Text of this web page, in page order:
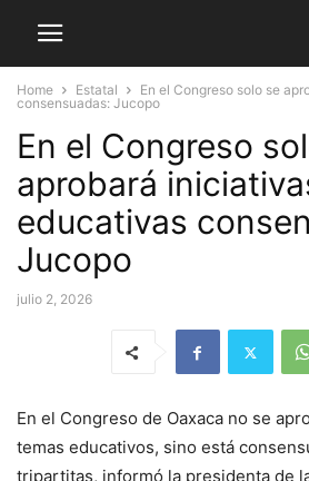
Home Estatal
En el Congreso solo se
consensuadas: Jucopo
En el Congreso
aprobará
educativas
Jucopo
julio 2, 2026
En el Congreso de Oaxaca no se
temas educativos, sino está
tripartitas, informó la presidenta de